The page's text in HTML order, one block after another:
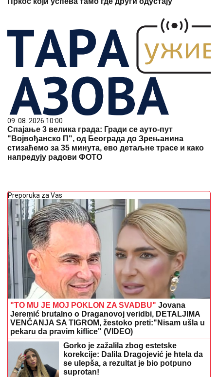
09. 08. 2026 10:00
Спајање 3 велика града: Гради се ауто-пут
"Војвођанско П", од Београда до Зрењанина
стизаћемо за 35 минута, ево детаљне трасе и како
напредују радови ФОТО
Preporuka za Vas
"TO MU JE MOJ POKLON ZA SVADBU" Jovana
Jeremić brutalno o Draganovoj veridbi, DETALJIMA
VENČANJA SA TIGROM, žestoko preti:"Nisam ušla u
pekaru da pravim kiflice" (VIDEO)
Gorko je zažalila zbog estetske
korekcije: Dalila Dragojević je htela da
se ulepša, a rezultat je bio potpuno
suprotan!